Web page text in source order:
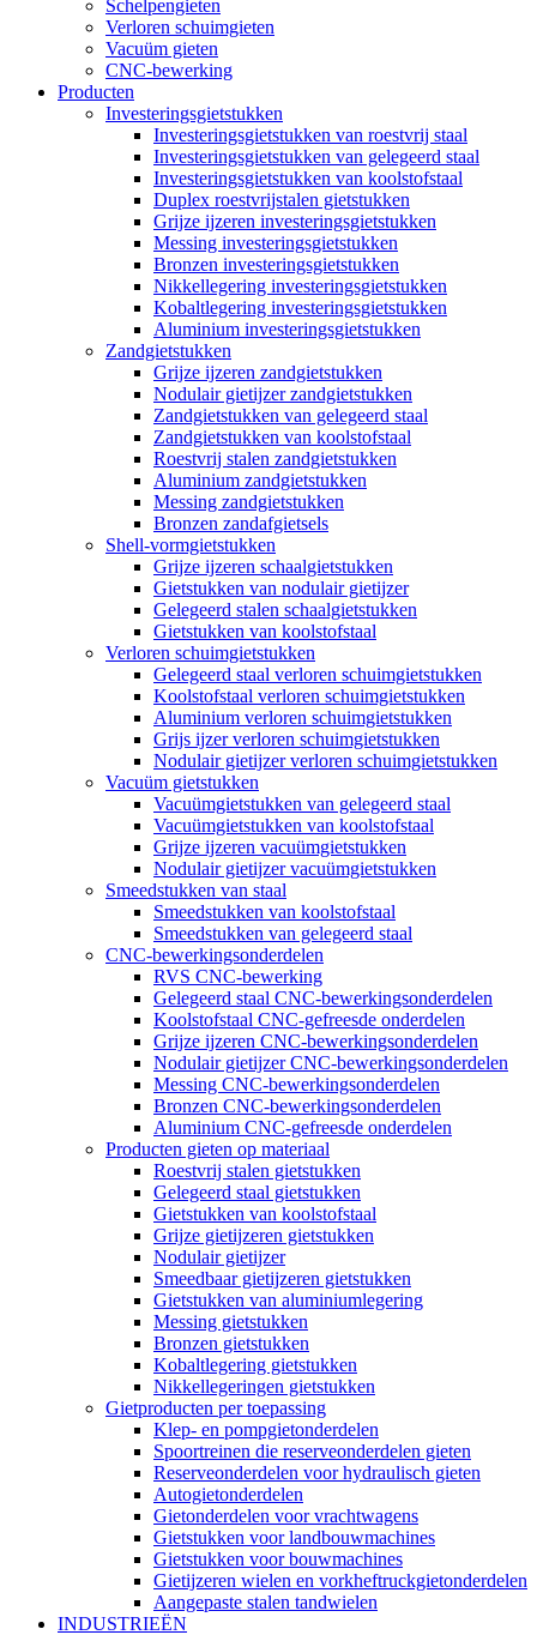
Schelpengieten
Verloren schuimgieten
Vacuüm gieten
CNC-bewerking
Producten
Investeringsgietstukken
Investeringsgietstukken van roestvrij staal
Investeringsgietstukken van gelegeerd staal
Investeringsgietstukken van koolstofstaal
Duplex roestvrijstalen gietstukken
Grijze ijzeren investeringsgietstukken
Messing investeringsgietstukken
Bronzen investeringsgietstukken
Nikkellegering investeringsgietstukken
Kobaltlegering investeringsgietstukken
Aluminium investeringsgietstukken
Zandgietstukken
Grijze ijzeren zandgietstukken
Nodulair gietijzer zandgietstukken
Zandgietstukken van gelegeerd staal
Zandgietstukken van koolstofstaal
Roestvrij stalen zandgietstukken
Aluminium zandgietstukken
Messing zandgietstukken
Bronzen zandafgietsels
Shell-vormgietstukken
Grijze ijzeren schaalgietstukken
Gietstukken van nodulair gietijzer
Gelegeerd stalen schaalgietstukken
Gietstukken van koolstofstaal
Verloren schuimgietstukken
Gelegeerd staal verloren schuimgietstukken
Koolstofstaal verloren schuimgietstukken
Aluminium verloren schuimgietstukken
Grijs ijzer verloren schuimgietstukken
Nodulair gietijzer verloren schuimgietstukken
Vacuüm gietstukken
Vacuümgietstukken van gelegeerd staal
Vacuümgietstukken van koolstofstaal
Grijze ijzeren vacuümgietstukken
Nodulair gietijzer vacuümgietstukken
Smeedstukken van staal
Smeedstukken van koolstofstaal
Smeedstukken van gelegeerd staal
CNC-bewerkingsonderdelen
RVS CNC-bewerking
Gelegeerd staal CNC-bewerkingsonderdelen
Koolstofstaal CNC-gefreesde onderdelen
Grijze ijzeren CNC-bewerkingsonderdelen
Nodulair gietijzer CNC-bewerkingsonderdelen
Messing CNC-bewerkingsonderdelen
Bronzen CNC-bewerkingsonderdelen
Aluminium CNC-gefreesde onderdelen
Producten gieten op materiaal
Roestvrij stalen gietstukken
Gelegeerd staal gietstukken
Gietstukken van koolstofstaal
Grijze gietijzeren gietstukken
Nodulair gietijzer
Smeedbaar gietijzeren gietstukken
Gietstukken van aluminiumlegering
Messing gietstukken
Bronzen gietstukken
Kobaltlegering gietstukken
Nikkellegeringen gietstukken
Gietproducten per toepassing
Klep- en pompgietonderdelen
Spoortreinen die reserveonderdelen gieten
Reserveonderdelen voor hydraulisch gieten
Autogietonderdelen
Gietonderdelen voor vrachtwagens
Gietstukken voor landbouwmachines
Gietstukken voor bouwmachines
Gietijzeren wielen en vorkheftruckgietonderdelen
Aangepaste stalen tandwielen
INDUSTRIEËN